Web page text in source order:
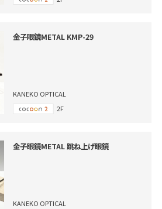
金子眼鏡METAL KMP-29
KANEKO OPTICAL
2F
金子眼鏡METAL 跳ね上げ眼鏡
KANEKO OPTICAL